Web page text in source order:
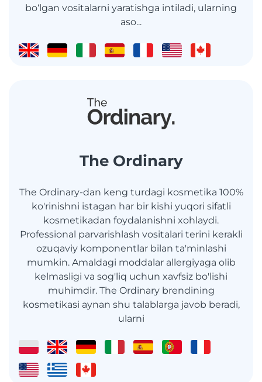
bo‘lgan vositalarni yaratishga intiladi, ularning
aso...
The Ordinary
The Ordinary-dan keng turdagi kosmetika 100%
ko'rinishni istagan har bir kishi yuqori sifatli
kosmetikadan foydalanishni xohlaydi.
Professional parvarishlash vositalari terini kerakli
ozuqaviy komponentlar bilan ta'minlashi
mumkin. Amaldagi moddalar allergiyaga olib
kelmasligi va sog'liq uchun xavfsiz bo'lishi
muhimdir. The Ordinary brendining
kosmetikasi aynan shu talablarga javob beradi,
ularni